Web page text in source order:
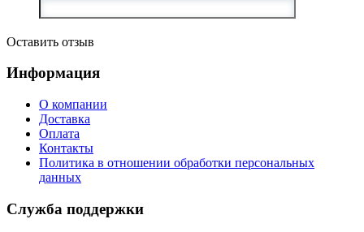
Оставить отзыв
Информация
О компании
Доставка
Оплата
Контакты
Политика в отношении обработки персональных
данных
Служба поддержки